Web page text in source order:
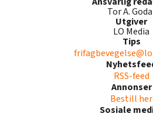
Tor A.
Utgiver
LO Media
Tips
RSS-feed
Annonser
Bestill her
Sosiale